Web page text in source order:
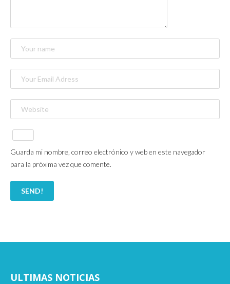
Guarda mi nombre, correo electrónico y web en este navegador
para la próxima vez que comente.
ULTIMAS NOTICIAS